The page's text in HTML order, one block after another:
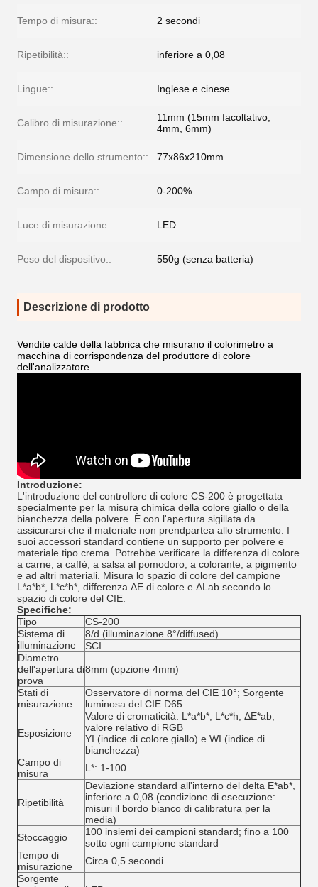
Tempo di misura:: 2 secondi
Ripetibilità:: inferiore a 0,08
Lingue:: Inglese e cinese
Calibro di misurazione::
11mm (15mm facoltativo,
4mm, 6mm)
Dimensione dello strumento:: 77x86x210mm
Campo di misura:: 0-200%
Luce di misurazione: LED
Peso del dispositivo:: 550g (senza batteria)
Descrizione di prodotto
Vendite calde della fabbrica che misurano il colorimetro a
macchina di corrispondenza del produttore di colore
dell'analizzatore
Introduzione:
L'introduzione del controllore di colore CS-200 è progettata
specialmente per la misura chimica della colore giallo o della
bianchezza della polvere. È con l'apertura sigillata da
assicurarsi che il materiale non prendpartea allo strumento. I
suoi accessori standard contiene un supporto per polvere e
materiale tipo crema. Potrebbe verificare la differenza di colore
a carne, a caffè, a salsa al pomodoro, a colorante, a pigmento
e ad altri materiali. Misura lo spazio di colore del campione
L*a*b*, L*c*h*, differenza ΔE di colore e ΔLab secondo lo
spazio di colore del CIE.
Specifiche:
Tipo
CS-200
Sistema di
illuminazione
8/d (illuminazione 8°/diffused)
SCI
Diametro
dell'apertura di
prova
8mm (opzione 4mm)
Stati di
misurazione
Osservatore di norma del CIE 10°; Sorgente
luminosa del CIE D65
Esposizione
Valore di cromaticità: L*a*b*, L*c*h, ΔE*ab,
valore relativo di RGB
YI (indice di colore giallo) e WI (indice di
bianchezza)
Campo di
misura
L*: 1-100
Ripetibilità
Deviazione standard all'interno del delta E*ab*,
inferiore a 0,08 (condizione di esecuzione:
misuri il bordo bianco di calibratura per la
media)
Stoccaggio
100 insiemi dei campioni standard; fino a 100
sotto ogni campione standard
Tempo di
misurazione
Circa 0,5 secondi
Sorgente